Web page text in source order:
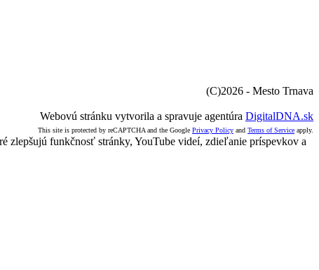
(C)2026 - Mesto Trnava
Webovú stránku vytvorila a spravuje agentúra DigitalDNA.sk
This site is protected by reCAPTCHA and the Google Privacy Policy and Terms of Service apply.
zlepšujú funkčnosť stránky, YouTube videí, zdieľanie príspevkov a